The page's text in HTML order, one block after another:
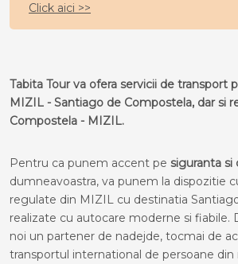
Click aici >>
Tabita Tour va ofera servicii de transport
MIZIL - Santiago de Compostela, dar si
Compostela - MIZIL.
Pentru ca punem accent pe siguranta si
dumneavoastra, va punem la dispozitie
regulate din MIZIL cu destinatia
realizate cu autocare moderne si fiabile.
noi un partener de nadejde, tocmai de
transportul international de persoane